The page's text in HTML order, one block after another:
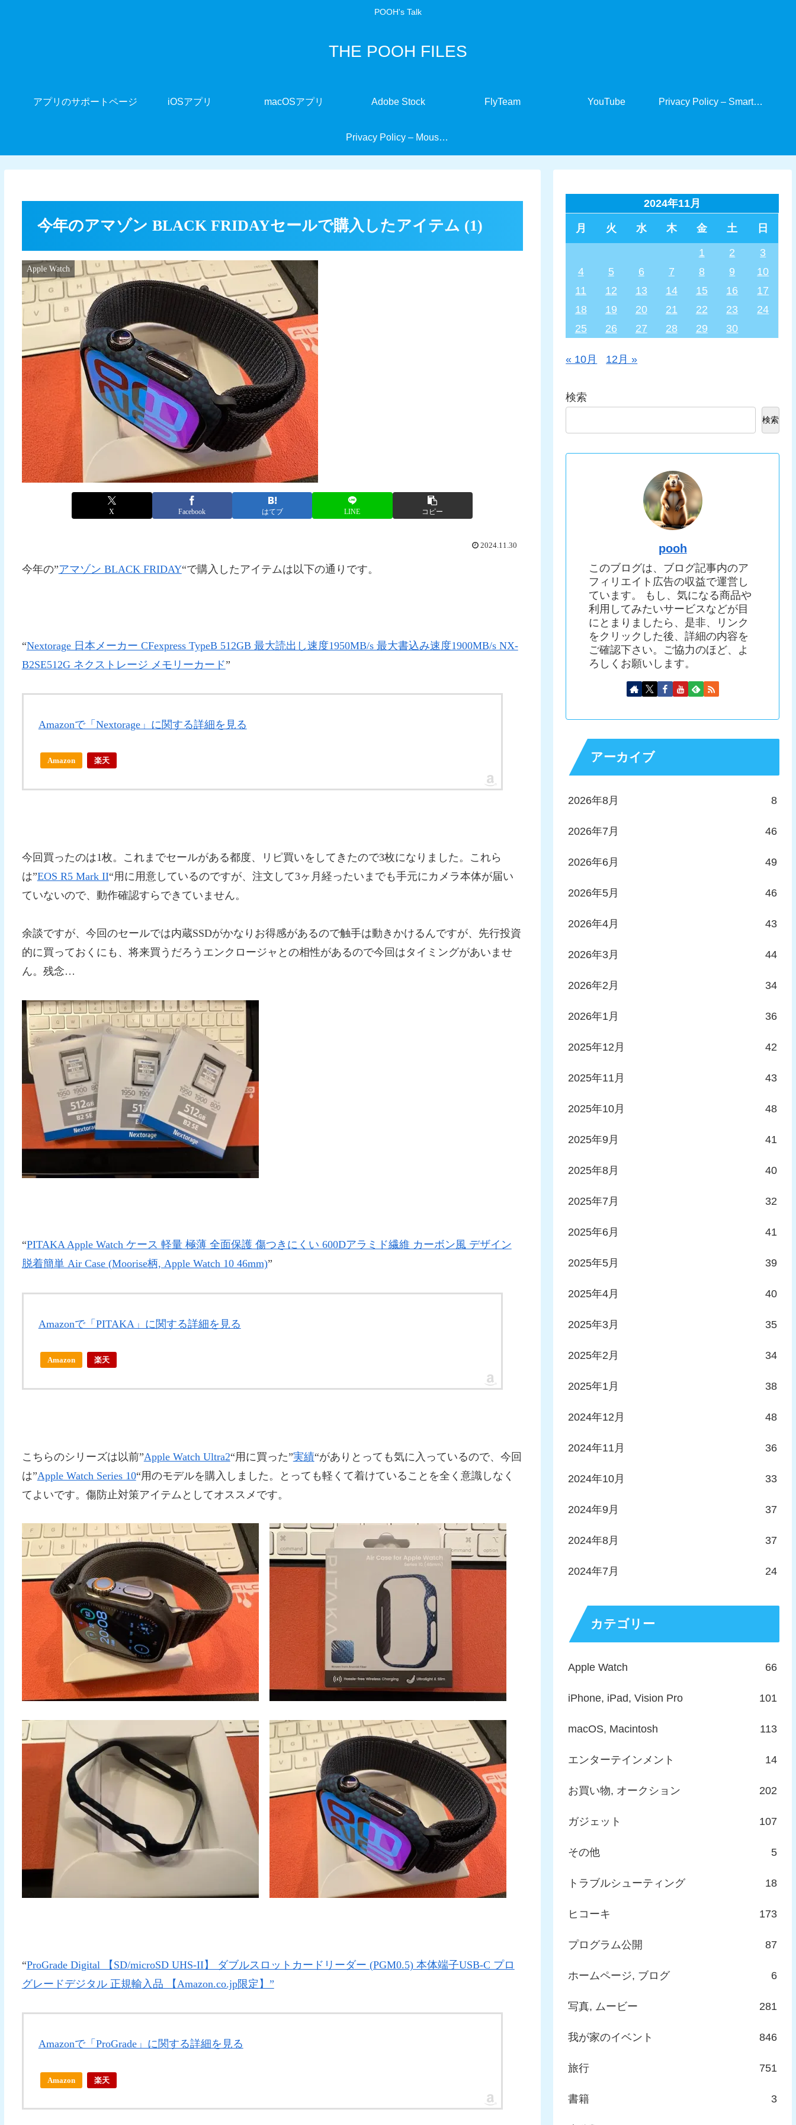
POOH's Talk
THE POOH FILES
アプリのサポートページ iOSアプリ macOSアプリ Adobe Stock FlyTeam YouTube Privacy Policy – SmartCabinet
Privacy Policy – MouseMate
今年のアマゾン BLACK FRIDAYセールで購入したアイテム (1)
Apple Watch
X Facebook はてブ LINE コピー
2024.11.30
今年の”アマゾン BLACK FRIDAY“で購入したアイテムは以下の通りです。
“Nextorage 日本メーカー CFexpress TypeB 512GB 最大読出し速度1950MB/s 最大書込み速度1900MB/s NX-
B2SE512G ネクストレージ メモリーカード”
Amazonで「Nextorage」に関する詳細を見る
Amazon 楽天
今回買ったのは1枚。これまでセールがある都度、リピ買いをしてきたので3枚になりました。これら
は”EOS R5 Mark II“用に用意しているのですが、注文して3ヶ月経ったいまでも手元にカメラ本体が届い
ていないので、動作確認すらできていません。
余談ですが、今回のセールでは内蔵SSDがかなりお得感があるので触手は動きかけるんですが、先行投資
的に買っておくにも、将来買うだろうエンクロージャとの相性があるので今回はタイミングがあいませ
ん。残念…
“PITAKA Apple Watch ケース 軽量 極薄 全面保護 傷つきにくい 600Dアラミド繊維 カーボン風 デザイン
脱着簡単 Air Case (Moorise柄, Apple Watch 10 46mm)”
Amazonで「PITAKA」に関する詳細を見る
Amazon 楽天
こちらのシリーズは以前”Apple Watch Ultra2“用に買った”実績“がありとっても気に入っているので、今回
は”Apple Watch Series 10“用のモデルを購入しました。とっても軽くて着けていることを全く意識しなく
てよいです。傷防止対策アイテムとしてオススメです。
“ProGrade Digital 【SD/microSD UHS-II】 ダブルスロットカードリーダー (PGM0.5) 本体端子USB-C プロ
グレードデジタル 正規輸入品 【Amazon.co.jp限定】”
Amazonで「ProGrade」に関する詳細を見る
Amazon 楽天
2024年11月
月 火 水 木 金 土 日
1 2
3
4
5 6 7 8 9
10
11
12 13 14 15 16
17
18
19 20 21 22 23
24
25
26 27 28 29 30
« 10月 12月 »
検索
検索
pooh
このブログは、ブログ記事内のア
フィリエイト広告の収益で運営し
ています。 もし、気になる商品や
利用してみたいサービスなどが目
にとまりましたら、是非、リンク
をクリックした後、詳細の内容を
ご確認下さい。ご協力のほど、よ
ろしくお願いします。
アーカイブ
2026年8月 8
2026年7月 46
2026年6月 49
2026年5月 46
2026年4月 43
2026年3月 44
2026年2月 34
2026年1月 36
2025年12月 42
2025年11月 43
2025年10月 48
2025年9月 41
2025年8月 40
2025年7月 32
2025年6月 41
2025年5月 39
2025年4月 40
2025年3月 35
2025年2月 34
2025年1月 38
2024年12月 48
2024年11月 36
2024年10月 33
2024年9月 37
2024年8月 37
2024年7月 24
カテゴリー
Apple Watch 66
iPhone, iPad, Vision Pro 101
macOS, Macintosh 113
エンターテインメント 14
お買い物, オークション 202
ガジェット 107
その他 5
トラブルシューティング 18
ヒコーキ 173
プログラム公開 87
ホームページ, ブログ 6
写真, ムービー 281
我が家のイベント 846
旅行 751
書籍 3